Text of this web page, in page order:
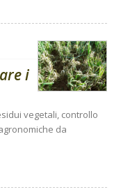
i
vegetali, controllo
da